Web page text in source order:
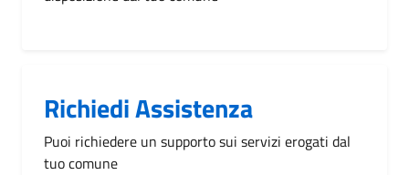
Richiedi Assistenza
Puoi richiedere un supporto sui servizi erogati dal
tuo comune